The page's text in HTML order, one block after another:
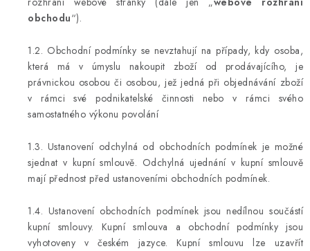
TOYOTA
VW
Cookies a podmínky používání stránek
Podmínky ochrany osobních údajů
Moje objednávka
Kontakty Blog
obchodu“).
1.2. Obchodní podmínky se nevztahují na případy, kdy osoba,
která má v úmyslu nakoupit zboží od prodávajícího, je
právnickou osobou či osobou, jež jedná při objednávání zboží
v rámci své podnikatelské činnosti nebo v rámci svého
samostatného výkonu povolání
1.3. Ustanovení odchylná od obchodních podmínek je možné
sjednat v kupní smlouvě. Odchylná ujednání v kupní smlouvě
mají přednost před ustanoveními obchodních podmínek.
1.4. Ustanovení obchodních podmínek jsou nedílnou součástí
kupní smlouvy. Kupní smlouva a obchodní podmínky jsou
vyhotoveny v českém jazyce. Kupní smlouvu lze uzavřít